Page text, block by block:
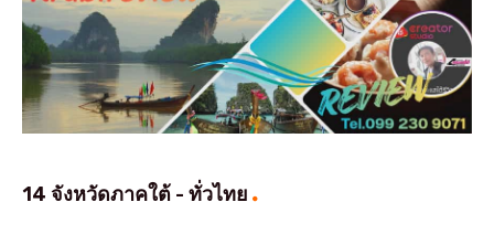
14 จังหวัดภาคใต้ - ทั่วไทย